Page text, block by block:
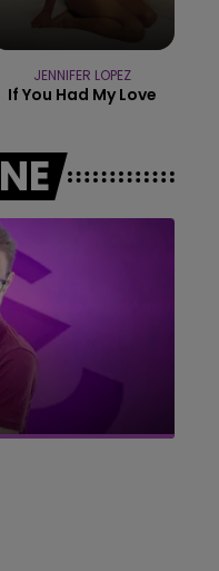
JENNIFER LOPEZ
If You Had My Love
FM